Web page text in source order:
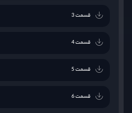
قسمت 3
قسمت 4
قسمت 5
قسمت 6